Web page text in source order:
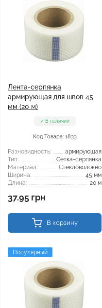
Лента-серпянка
армирующая для швов 45
мм (20 м)
В наличии
Код Товара: 1833
Разновидность:
армирующая
Тип:
Сетка-серпянка
Материал:
Стекловолокно
Ширина:
45 мм
Длина:
20 м
37.95 грн
В корзину
Популярный